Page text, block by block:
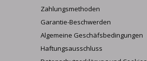
Zahlungsmethoden
Garantie-Beschwerden
Algemeine Geschäfsbedingungen
Haftungsausschluss